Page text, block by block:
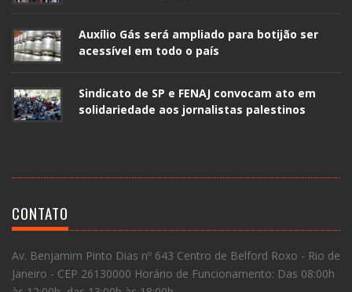
Auxílio Gás será ampliado para botijão ser
acessível em todo o país
Sindicato de SP e FENAJ convocam ato em
solidariedade aos jornalistas palestinos
CONTATO
Av. Benjamim Pinto Dias nº 643 Centro de Belford Roxo - Rio de
Janeiro - CEP 26130000 Horário de Funcionamento: Das 08:00h